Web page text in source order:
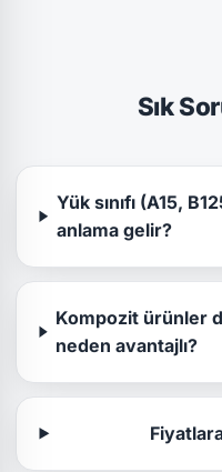
Sık
Yük sınıfı (A15,
anlama gelir?
Kompozit ürünler
neden avantajlı?